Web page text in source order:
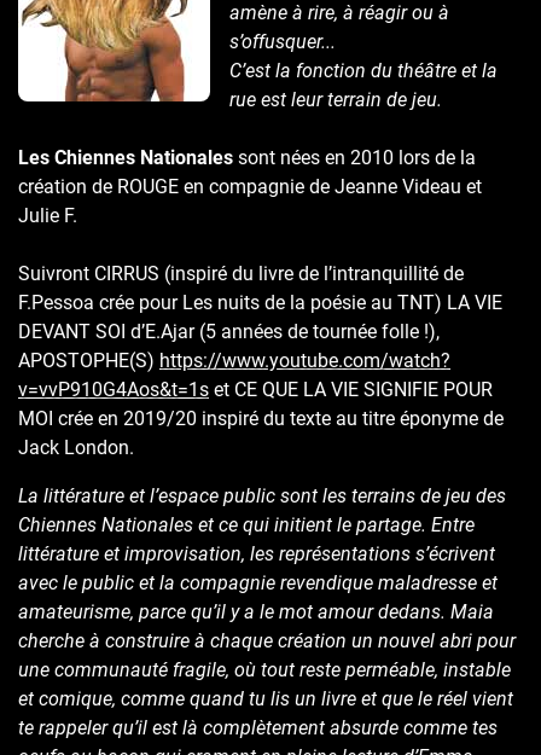
amène à rire, à réagir ou à
s’offusquer...
C’est la fonction du théâtre et la
rue est leur terrain de jeu.
Les Chiennes Nationales sont nées en 2010 lors de la
création de ROUGE en compagnie de Jeanne Videau et
Julie F.
Suivront CIRRUS (inspiré du livre de l’intranquillité de
F.Pessoa crée pour Les nuits de la poésie au TNT) LA VIE
DEVANT SOI d’E.Ajar (5 années de tournée folle !),
APOSTOPHE(S) https://www.youtube.com/watch?
v=vvP910G4Aos&t=1s et CE QUE LA VIE SIGNIFIE POUR
MOI crée en 2019/20 inspiré du texte au titre éponyme de
Jack London.
La littérature et l’espace public sont les terrains de jeu des
Chiennes Nationales et ce qui initient le partage. Entre
littérature et improvisation, les représentations s’écrivent
avec le public et la compagnie revendique maladresse et
amateurisme, parce qu’il y a le mot amour dedans. Maia
cherche à construire à chaque création un nouvel abri pour
une communauté fragile, où tout reste perméable, instable
et comique, comme quand tu lis un livre et que le réel vient
te rappeler qu’il est là complètement absurde comme tes